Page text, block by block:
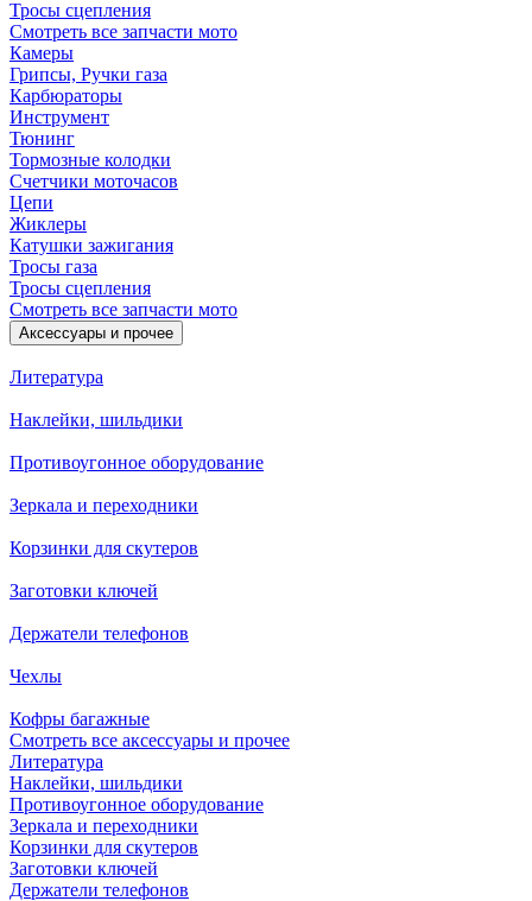
Тросы сцепления
Смотреть все запчасти мото
Камеры
Грипсы, Ручки газа
Карбюраторы
Инструмент
Тюнинг
Тормозные колодки
Счетчики моточасов
Цепи
Жиклеры
Катушки зажигания
Тросы газа
Тросы сцепления
Смотреть все запчасти мото
Аксессуары и прочее
Литература
Наклейки, шильдики
Противоугонное оборудование
Зеркала и переходники
Корзинки для скутеров
Заготовки ключей
Держатели телефонов
Чехлы
Кофры багажные
Смотреть все аксессуары и прочее
Литература
Наклейки, шильдики
Противоугонное оборудование
Зеркала и переходники
Корзинки для скутеров
Заготовки ключей
Держатели телефонов